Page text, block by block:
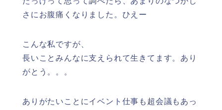
さにお腹痛くなりました。ひえー
こんな私ですが、
長いことみんなに支えられて生きてます。あり
がとう。。。
ありがたいことにイベント仕事も超会議もあっ